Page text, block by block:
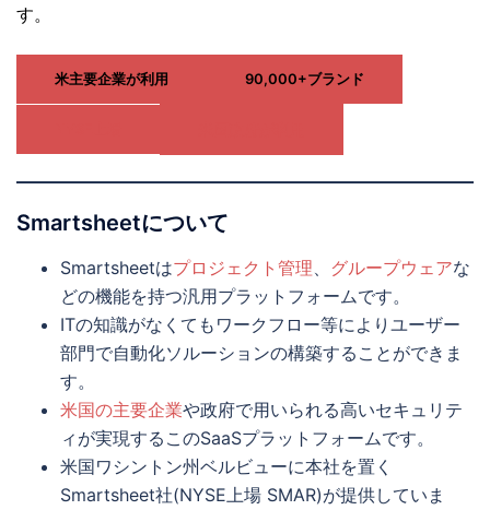
す。
米主要企業が利用 90,000+ブランド
Smartsheetについて
Smartsheetはプロジェクト管理 グループウェアな
どの機能を持つ汎用プラットフォームです。
ITの知識がなくてもワークフロー等によりユーザー
部門で自動化ソルーションの構築することができま
す。
米国の主要企業や政府で用いられる高いセキュリテ
ィが実現するこのSaaSプラットフォームです。
米国ワシントン州ベルビューに本社を置く
Smartsheet社(NYSE上場 SMAR)が提供していま